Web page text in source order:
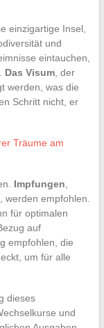
einzigartige Insel,
und
eintauchen,
Das Visum, der
werden, was die
Schritt nicht, er
Träume am
Impfungen
werden empfohlen.
für optimalen
auf
empfohlen, die
um für alle
dieses
und